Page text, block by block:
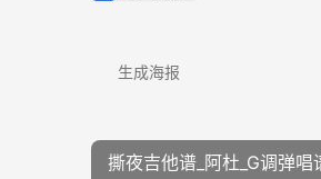
生成海报
撕夜吉他谱_阿杜_G调弹唱